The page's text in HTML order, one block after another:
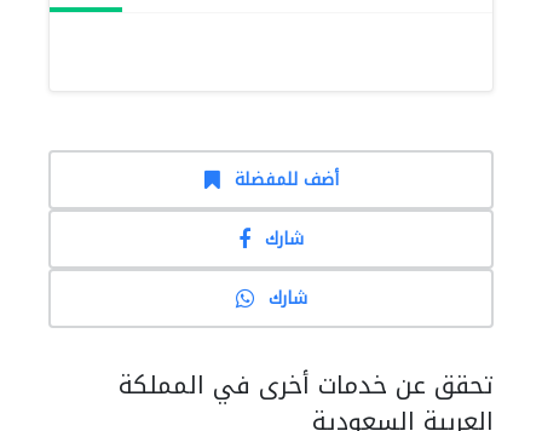
أضف للمفضلة
شارك
شارك
تحقق عن خدمات أخرى في المملكة
العربية السعودية